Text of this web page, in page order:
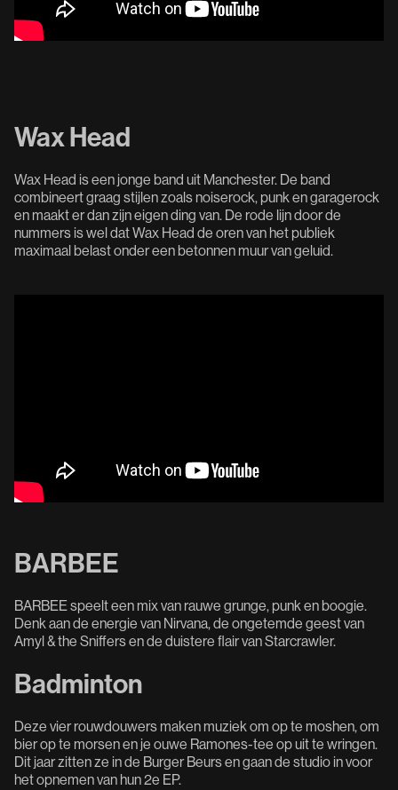
Wax Head
Wax Head is een jonge band uit Manchester. De band
combineert graag stijlen zoals noiserock, punk en garagerock
en maakt er dan zijn eigen ding van. De rode lijn door de
nummers is wel dat Wax Head de oren van het publiek
maximaal belast onder een betonnen muur van geluid.
BARBEE
BARBEE speelt een mix van rauwe grunge, punk en boogie.
Denk aan de energie van Nirvana, de ongetemde geest van
Amyl & the Sniffers en de duistere flair van Starcrawler.
Badminton
Deze vier rouwdouwers maken muziek om op te moshen, om
bier op te morsen en je ouwe Ramones-tee op uit te wringen.‍
Dit jaar zitten ze in de Burger Beurs en gaan de studio in voor
het opnemen van hun 2e EP.